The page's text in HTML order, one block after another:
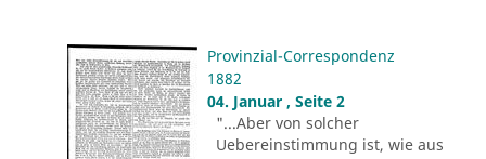
Provinzial-Correspondenz
1882
04. Januar , Seite 2
"...Aber von solcher
Uebereinstimmung ist, wie aus